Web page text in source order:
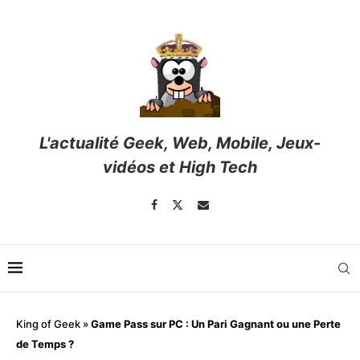
L'actualité Geek, Web, Mobile, Jeux-
vidéos et High Tech
King of Geek »Game Pass sur PC : Un Pari Gagnant ou une Perte
de Temps ?